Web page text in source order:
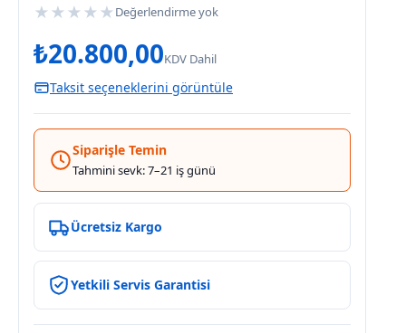
★ ★ ★ ★ ★ Değerlendirme yok
₺20.800,00KDV Dahil
Taksit seçeneklerini görüntüle
Siparişle Temin
Tahmini sevk: 7–21 iş günü
Ücretsiz Kargo
Yetkili Servis Garantisi